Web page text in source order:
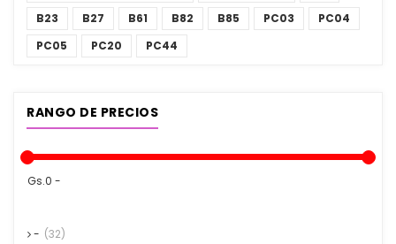
B23
B27 B61 B82 B85 PC03
PC04
PC05
PC20 PC44
RANGO DE PRECIOS
Gs.0 -
- (32)